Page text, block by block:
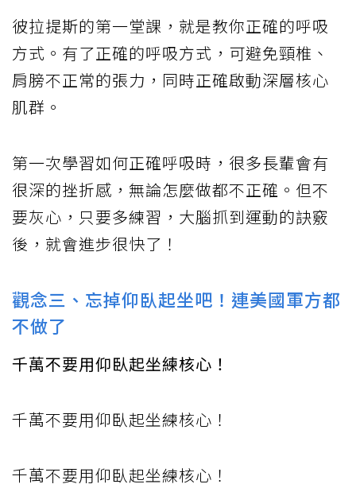
彼拉提斯的第一堂課，就是教你正確的呼吸
方式。有了正確的呼吸方式，可避免頸椎、
肩膀不正常的張力，同時正確啟動深層核心
肌群。
第一次學習如何正確呼吸時，很多長輩會有
很深的挫折感，無論怎麼做都不正確。但不
要灰心，只要多練習，大腦抓到運動的訣竅
後，就會進步很快了！
觀念三、忘掉仰臥起坐吧！連美國軍方都
不做了
千萬不要用仰臥起坐練核心！
千萬不要用仰臥起坐練核心！
千萬不要用仰臥起坐練核心！